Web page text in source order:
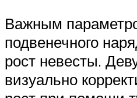
Важным
подвенечного
рост невесты.
визуально